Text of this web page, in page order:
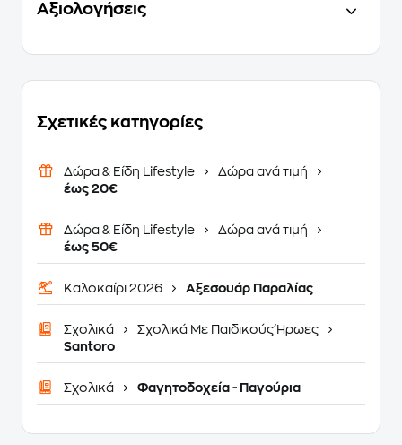
Αξιολογήσεις
Σχετικές κατηγορίες
Δώρα & Είδη Lifestyle
Δώρα ανά τιμή
έως 20€
Δώρα & Είδη Lifestyle
Δώρα ανά τιμή
έως 50€
Καλοκαίρι 2026 Αξεσουάρ Παραλίας
Σχολικά
Σχολικά Με Παιδικούς Ήρωες
Santoro
Σχολικά Φαγητοδοχεία - Παγούρια